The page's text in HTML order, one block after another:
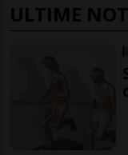
ULTIME